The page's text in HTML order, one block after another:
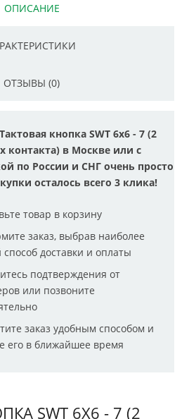
ОПИСАНИЕ
ОТЗЫВЫ (0)
кнопка SWT 6x6 - 7 (2
контакта) в Москве или с
по России и СНГ очень просто
осталось всего 3 клика!
товар в корзину
заказ, выбрав наиболее
доставки и оплаты
подтверждения от
или позвоните
заказ удобным способом и
его в ближайшее время
SWT 6X6 - 7 (2